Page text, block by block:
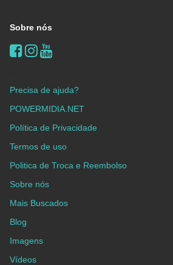
Sobre nós
Precisa de ajuda?
POWERMIDIA.NET
Política de Privacidade
Termos de uso
Politica de Troca e Reembolso
Sobre nós
Mais Buscados
Blog
Imagens
Vídeos